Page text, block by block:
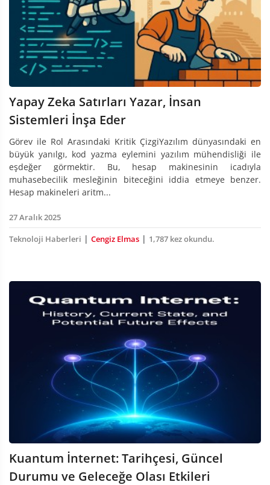
Yapay Zeka Satırları Yazar, İnsan
Sistemleri İnşa Eder
Görev ile Rol Arasındaki Kritik ÇizgiYazılım dünyasındaki en
büyük yanılgı, kod yazma eylemini yazılım mühendisliği ile
eşdeğer görmektir. Bu, hesap makinesinin icadıyla
muhasebecilik mesleğinin biteceğini iddia etmeye benzer.
Hesap makineleri aritm...
27 Aralık 2025
Teknoloji Haberleri | Cengiz Elmas | 1,787 kez okundu.
Kuantum İnternet: Tarihçesi, Güncel
Durumu ve Geleceğe Olası Etkileri